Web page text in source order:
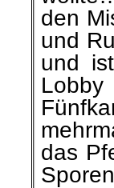
den
und
und
das